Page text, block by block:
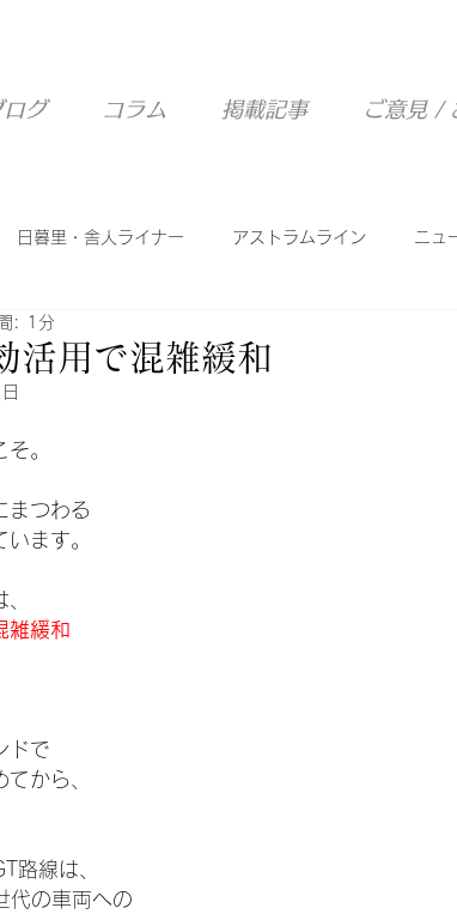
ログ コラム 掲載記事 ご意見 /
日暮里・舎人ライナー アストラムライン ニュ
西武山口線
活用で混雑緩和
: 1分
。
まつわる
ます。
雑緩和
ドで
から、
路線は、
代の車両への